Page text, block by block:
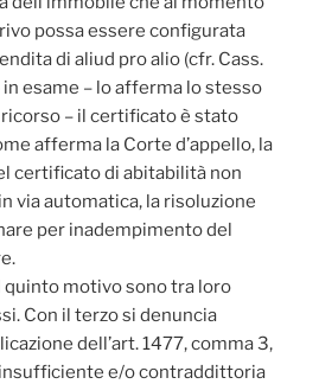
possa essere configurata
di aliud pro alio (cfr. Cass.
esame – lo afferma lo stesso
ricorso – il certificato è stato
afferma la Corte d’appello, la
certificato di abitabilità non
via automatica, la risoluzione
per inadempimento del
quinto motivo sono tra loro
Con il terzo si denuncia
dell’art. 1477, comma 3,
insufficiente e/o contraddittoria